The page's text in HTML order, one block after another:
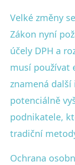
Velké změny
Zákon nyní
účely DPH a
musí používat
znamená
potenciálně
podnikatele,
tradiční
Ochrana